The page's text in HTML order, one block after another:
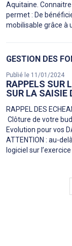
Aquitaine.
permet : De
mobilisable grâce à
GESTION DES
Publié le 11/01/2024
RAPPELS SUR
SUR LA SAISIE
RAPPEL DES
Clôture de votre
Evolution pour vos
ATTENTION : au-
logiciel sur